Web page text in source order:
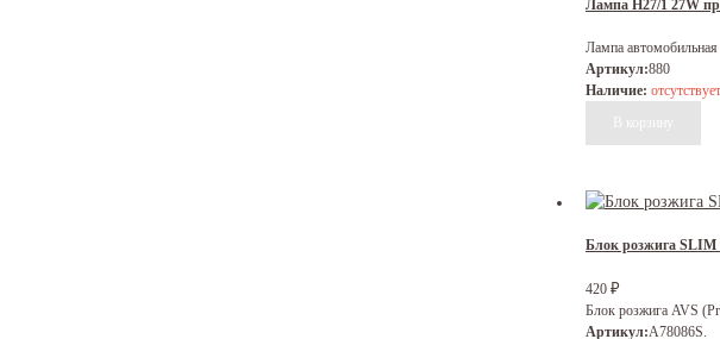
Лампа H27/1 27W
Лампа
Артикул:880
Наличие: отсутствует
Блок розжига SLIM
420 ₽
Блок розжига AVS
Артикул:A78086S.